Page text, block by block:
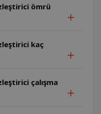
ömrü
kaç
çalışma